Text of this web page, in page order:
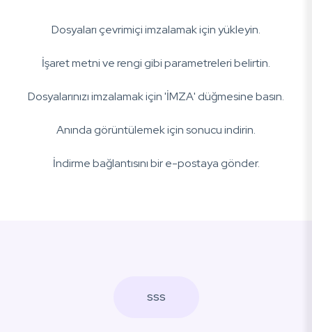
Dosyaları çevrimiçi imzalamak için yükleyin.
İşaret metni ve rengi gibi parametreleri belirtin.
Dosyalarınızı imzalamak için 'İMZA' düğmesine basın.
Anında görüntülemek için sonucu indirin.
İndirme bağlantısını bir e-postaya gönder.
SSS